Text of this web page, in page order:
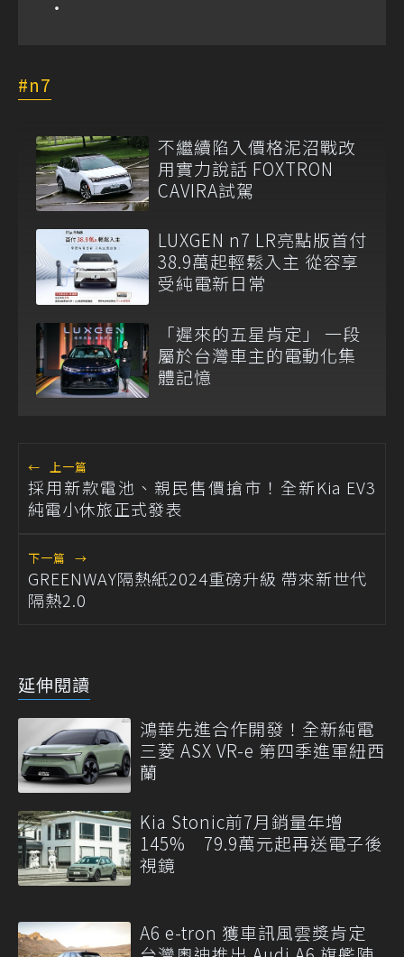
n7
不繼續陷入價格泥沼戰改
用實力說話 FOXTRON
CAVIRA試駕
LUXGEN n7 LR亮點版首付
38.9萬起輕鬆入主 從容享
受純電新日常
「遲來的五星肯定」 一段
屬於台灣車主的電動化集
體記憶
← 上一篇
採用新款電池、親民售價搶市！全新Kia EV3
純電小休旅正式發表
下一篇 →
GREENWAY隔熱紙2024重磅升級 帶來新世代
隔熱2.0
延伸閱讀
鴻華先進合作開發！全新純電
三菱 ASX VR-e 第四季進軍紐西
蘭
Kia Stonic前7月銷量年增
145% 79.9萬元起再送電子後
視鏡
A6 e-tron 獲車訊風雲獎肯定